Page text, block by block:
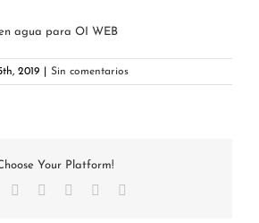
agua para OI WEB
2019 Sin comentarios
Your Platform!
LinkedInWhatsApp
TumblrPinterest